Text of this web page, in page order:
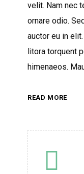
velit. Nam nec
ornare odio.
auctor eu in
litora torquent
himenaeos.
READ MORE